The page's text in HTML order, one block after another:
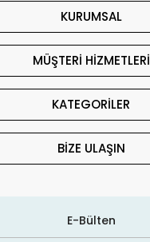
KURUMSAL
MÜŞTERİ HİZMETLERİ
KATEGORİLER
BİZE ULAŞIN
E-Bülten